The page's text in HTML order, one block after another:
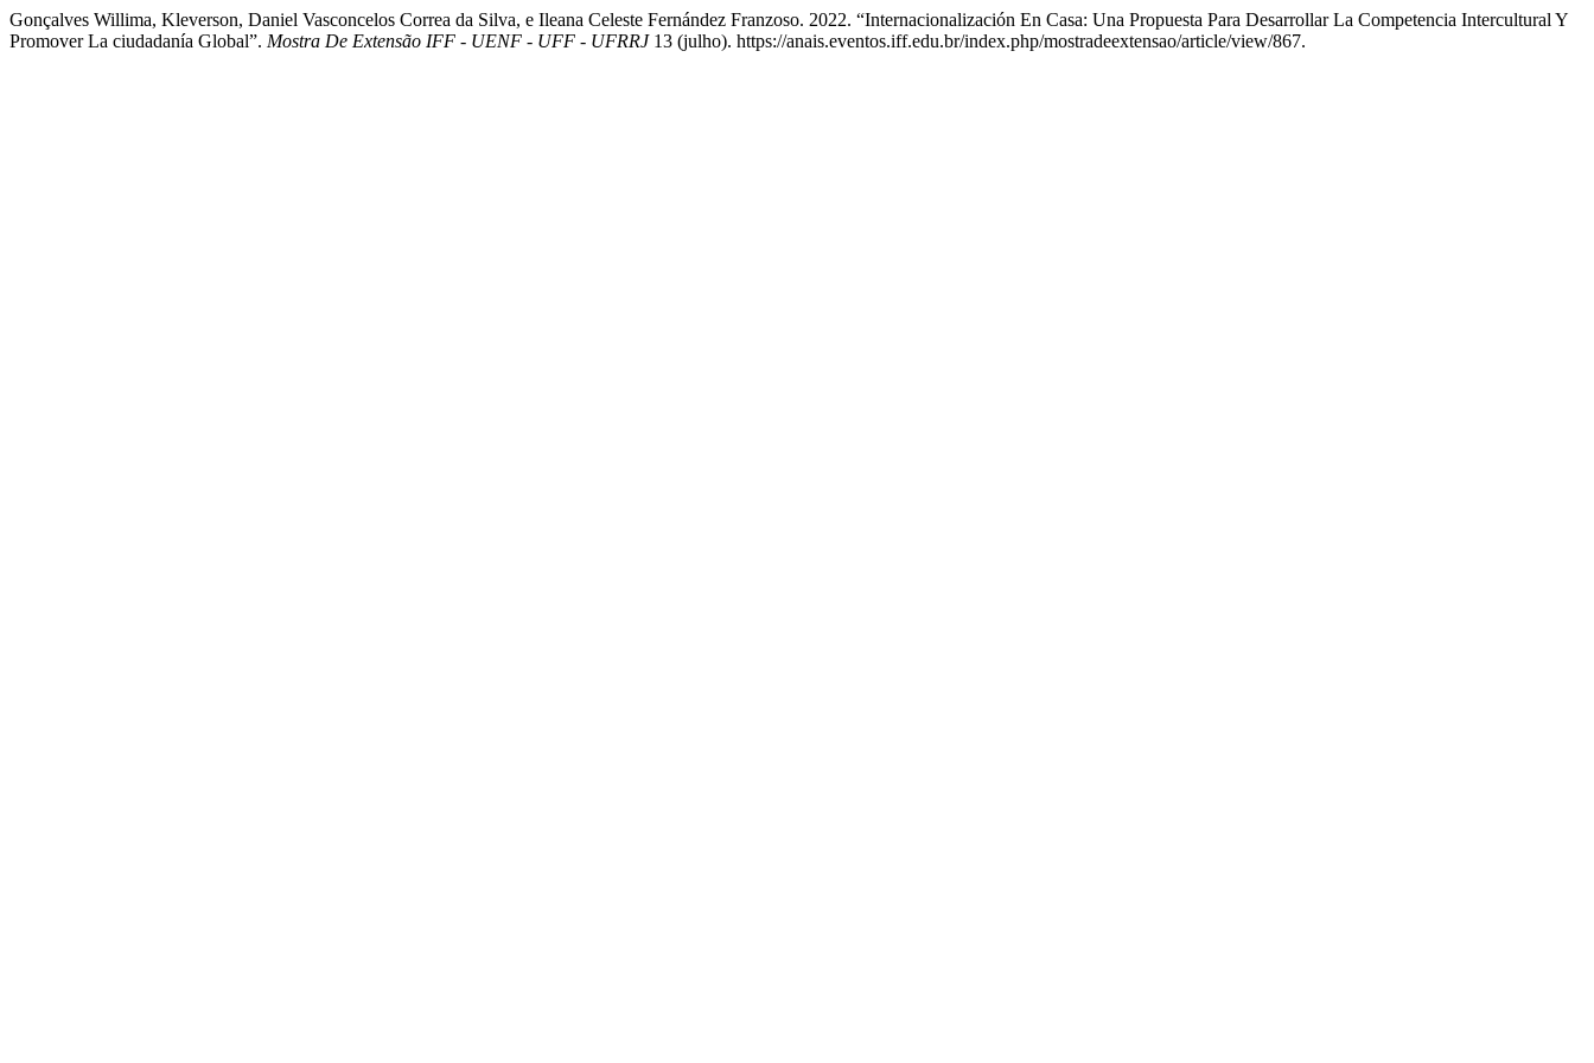
Gonçalves Willima, Kleverson, Daniel Vasconcelos Correa da Silva, e Ileana Celeste Fernández Franzoso. 2022. “Internacionalización En Casa: Una Propuesta Para Desarrollar La Competencia Intercultural Y
Promover La ciudadanía Global”. Mostra De Extensão IFF - UENF - UFF - UFRRJ13 (julho). https://anais.eventos.iff.edu.br/index.php/mostradeextensao/article/view/867.